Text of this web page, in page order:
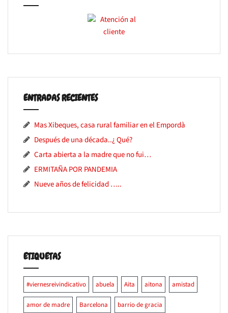
ENTRADAS RECIENTES
Mas Xibeques, casa rural familiar en el Empordà
Después de una década..¿ Qué?
Carta abierta a la madre que no fui…
ERMITAÑA POR PANDEMIA
Nueve años de felicidad …..
ETIQUETAS
#viernesreivindicativo abuela Aita aitona amistad
amor de madre Barcelona barrio de gracia